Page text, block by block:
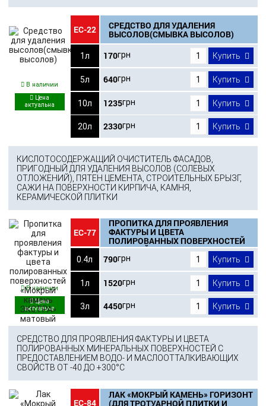
В наличии
ЕС-22 СРЕДСТВО ДЛЯ УДАЛЕНИЯ
ВЫСОЛОВ(СМЫВКА ВЫСОЛОВ)
1л 170грн Купить
5л 640грн Купить
10л 1235грн Купить
20л 2330грн Купить
КИСЛОТОСОДЕРЖАЩИЙ ОЧИСТИТЕЛЬ ФАСАДОВ,
ПРИГОДНЫЙ ДЛЯ УДАЛЕНИЯ ВЫСОЛОВ (СОЛЕВЫХ
ОТЛОЖЕНИЙ), ПЯТЕН ЦЕМЕНТА, СТРОИТЕЛЬНЫХ БРЫЗГ,
САЖИ НА ПОВЕРХНОСТИ КИРПИЧА, КАМНЯ,
КЕРАМИЧЕСКОЙ ПЛИТКИ
В наличии
ЕС-77
ПРОПИТКА ДЛЯ ПРОЯВЛЕНИЯ
ФАКТУРЫ И ЦВЕТА
ПОЛИРОВАННЫХ ПОВЕРХНОСТЕЙ
«МОКРЫЙ КАМЕНЬ ЭКСТРА»
МАТОВЫЙ
0.4л 790грн Купить
1л 1520грн Купить
3л 4450грн Купить
СРЕДСТВО ДЛЯ ПРОЯВЛЕНИЯ ФАКТУРЫ И ЦВЕТА
ПОЛИРОВАННЫХ МИНЕРАЛЬНЫХ ПОВЕРХНОСТЕЙ С
ПРЕДОСТАВЛЕНИЕМ ВОДО- И МАСЛООТТАЛКИВАЮЩИХ
СВОЙСТВ ОТ -40 ДО +300°С
ЕС-84
ЛАК «МОКРЫЙ КАМЕНЬ» ГОРИЗОНТ
(ДЛЯ ТРОТУАРНОЙ ПЛИТКИ И